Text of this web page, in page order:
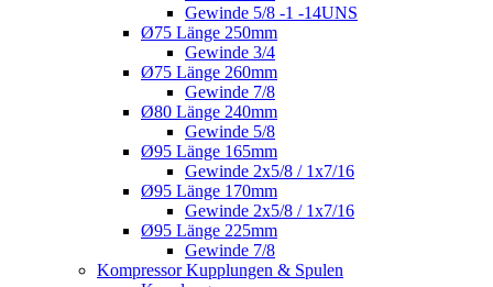
Gewinde 5/8 -1 -14UNS
Ø75 Länge 250mm
Gewinde 3/4
Ø75 Länge 260mm
Gewinde 7/8
Ø80 Länge 240mm
Gewinde 5/8
Ø95 Länge 165mm
Gewinde 2x5/8 / 1x7/16
Ø95 Länge 170mm
Gewinde 2x5/8 / 1x7/16
Ø95 Länge 225mm
Gewinde 7/8
Kompressor Kupplungen & Spulen